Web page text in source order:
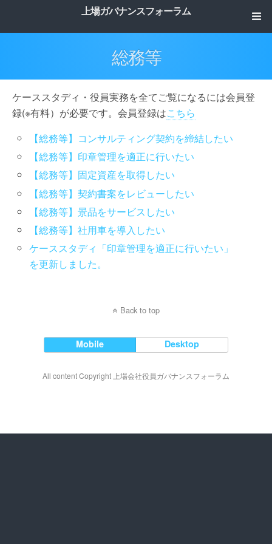
上場ガバナンスフォーラム
総務等
ケーススタディ・役員実務を全てご覧になるには会員登
録(※有料）が必要です。会員登録はこちら
【総務等】コンサルティング契約を締結したい
【総務等】印章管理を適正に行いたい
【総務等】固定資産を取得したい
【総務等】契約書案をレビューしたい
【総務等】景品をサービスしたい
【総務等】社用車を導入したい
ケーススタディ「印章管理を適正に行いたい」
を更新しました。
Back to top
Mobile Desktop
All content Copyright 上場会社役員ガバナンスフォーラム